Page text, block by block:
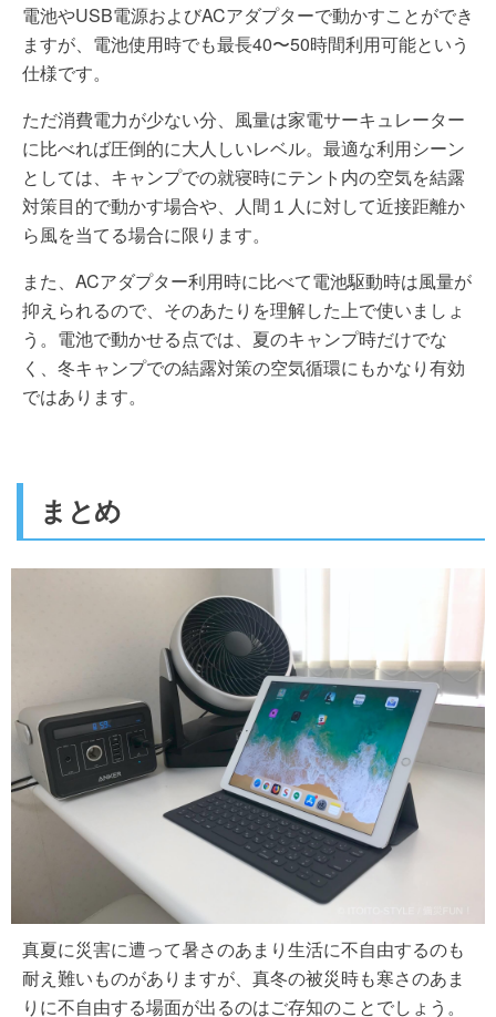
電池やUSB電源およびACアダプターで動かすことができ
ますが、電池使用時でも最長40〜50時間利用可能という
仕様です。
ただ消費電力が少ない分、風量は家電サーキュレーター
に比べれば圧倒的に大人しいレベル。最適な利用シーン
としては、キャンプでの就寝時にテント内の空気を結露
対策目的で動かす場合や、人間１人に対して近接距離か
ら風を当てる場合に限ります。
また、ACアダプター利用時に比べて電池駆動時は風量が
抑えられるので、そのあたりを理解した上で使いましょ
う。電池で動かせる点では、夏のキャンプ時だけでな
く、冬キャンプでの結露対策の空気循環にもかなり有効
ではあります。
まとめ
真夏に災害に遭って暑さのあまり生活に不自由するのも
耐え難いものがありますが、真冬の被災時も寒さのあま
りに不自由する場面が出るのはご存知のことでしょう。